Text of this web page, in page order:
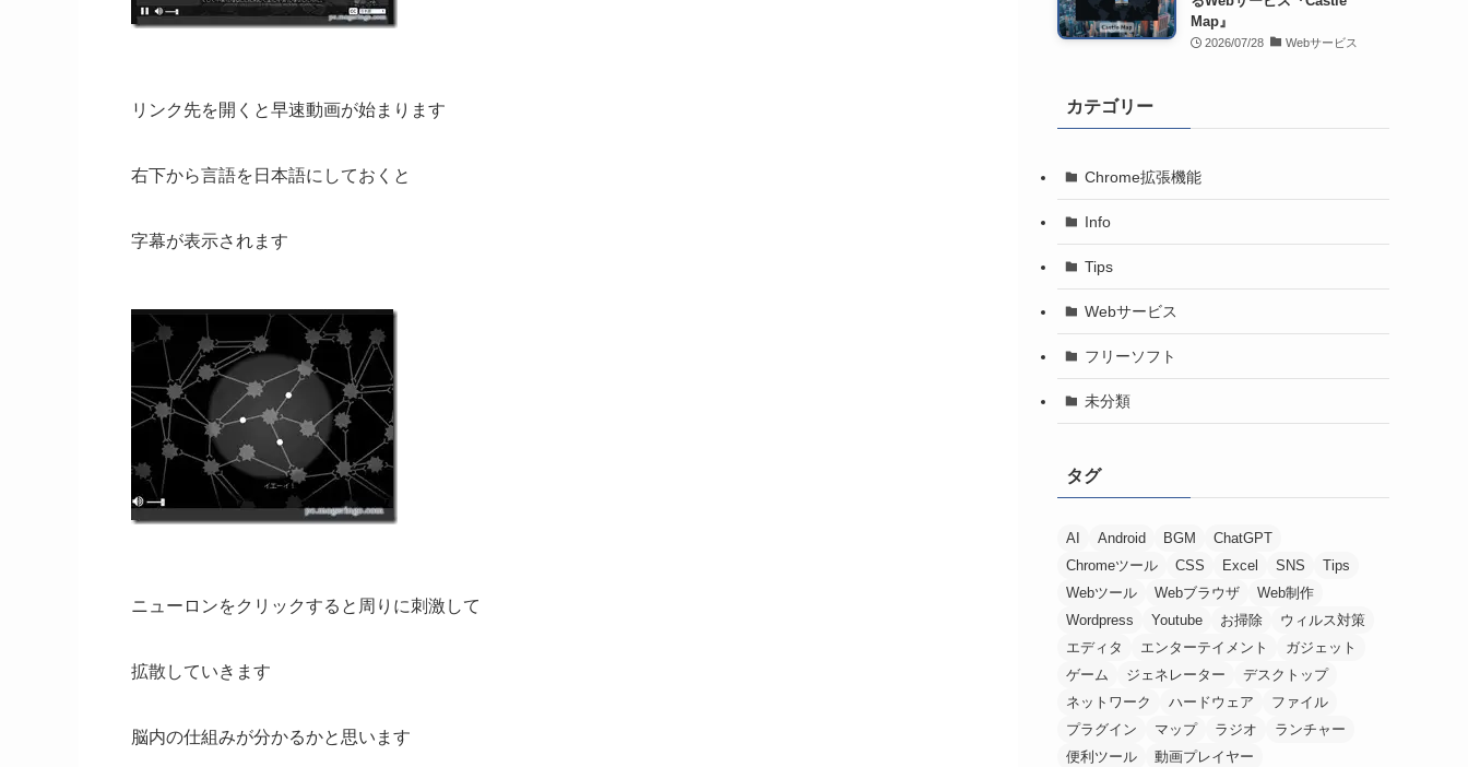
リンク先を開くと早速動画が始まります
右下から言語を日本語にしておくと
字幕が表示されます
ニューロンをクリックすると周りに刺激して
拡散していきます
脳内の仕組みが分かるかと思います
Map』
2026/07/28 Webサービス
カテゴリー
Chrome拡張機能
Info
Tips
Webサービス
フリーソフト
未分類
タグ
AI Android BGM
ChatGPT
Chromeツール
CSS Excel SNS
Tips
Webツール
Webブラウザ
Web制作
Wordpress
Youtube お掃除
ウィルス対策
エディタ
エンターテイメント
ガジェット
ゲーム
ジェネレーター
デスクトップ
ネットワーク
ハードウェア
ファイル
プラグイン
マップ ラジオ
ランチャー
便利ツール
動画プレイヤー